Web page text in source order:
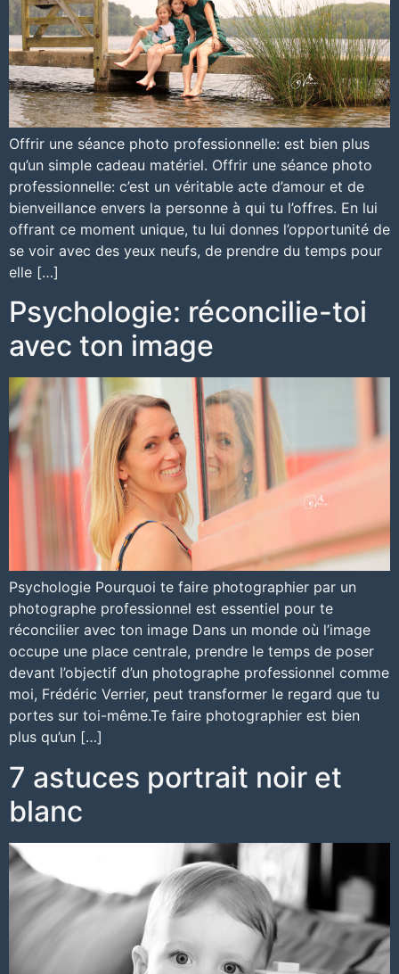
Offrir une séance photo professionnelle: est bien plus
qu’un simple cadeau matériel. Offrir une séance photo
professionnelle: c’est un véritable acte d’amour et de
bienveillance envers la personne à qui tu l’offres. En lui
offrant ce moment unique, tu lui donnes l’opportunité de
se voir avec des yeux neufs, de prendre du temps pour
elle […]
Psychologie: réconcilie-toi
avec ton image
Psychologie Pourquoi te faire photographier par un
photographe professionnel est essentiel pour te
réconcilier avec ton image Dans un monde où l’image
occupe une place centrale, prendre le temps de poser
devant l’objectif d’un photographe professionnel comme
moi, Frédéric Verrier, peut transformer le regard que tu
portes sur toi-même.Te faire photographier est bien
plus qu’un […]
7 astuces portrait noir et
blanc